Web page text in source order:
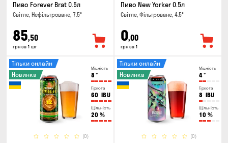
Пиво Forever Brat 0.5л
Світле, Нефільтроване, 7.5°
85,50
грн за 1 шт
Пиво New Yorker 0.5л
Світле, Фільтроване, 4.5°
0,00
грн за 1
Міцність
8 °
Гіркота
60 IBU
Щільність
20 %
(0)
Тільки онлайн
Новинка
Міцність
4°
Гіркота
8 IBU
Щільність
10 %
(0)
Тільки онлайн
Новинка